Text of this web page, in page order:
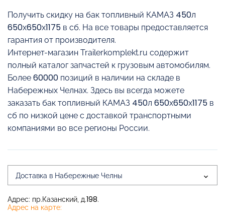
Получить скидку на бак топливный КАМАЗ 450л
650х650х1175 в сб. На все товары предоставляется
гарантия от производителя.
Интернет-магазин Trailerkomplekt.ru содержит
полный каталог запчастей к грузовым автомобилям.
Более 60000 позиций в наличии на складе в
Набережных Челнах. Здесь вы всегда можете
заказать бак топливный КАМАЗ 450л 650х650х1175 в
сб по низкой цене с доставкой транспортными
компаниями во все регионы России.
Доставка в Набережные Челны
Адрес: пр.Казанский, д.198.
Адрес на карте: